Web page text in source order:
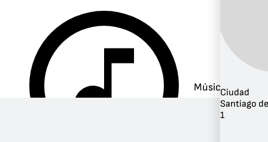
MúsicaCiudad
Santiago
1